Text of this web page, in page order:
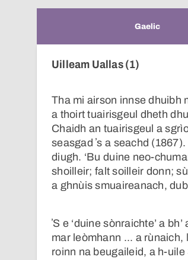
Gaelic
Uilleam Uallas (1)
Tha mi airson innse dhuibh
a thoirt tuairisgeul dheth
Chaidh an tuairisgeul a
seasgad ʼs a seachd
diugh. ‘Bu duine neo-
shoilleir; falt soilleir donn;
a ghnùis smuaireanach,
ʼS e ‘duine sònraichte’ a
mar leòmhann ... a
roinn na beugaileid, a h-